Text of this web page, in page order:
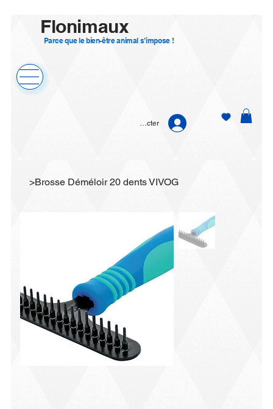
Flonimaux
Parce que le bien-être animal s’impose !
Se connecter
>Brosse Déméloir 20 dents VIVOG